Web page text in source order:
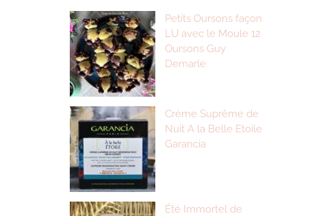
Petits Oursons façon
LU avec le Moule 12
Oursons Guy
Demarle
Crème Suprême de
Nuit A la Belle Etoile
Garancia
Été Immortel de